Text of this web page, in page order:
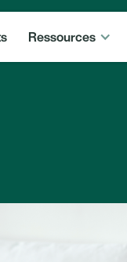
Ressources